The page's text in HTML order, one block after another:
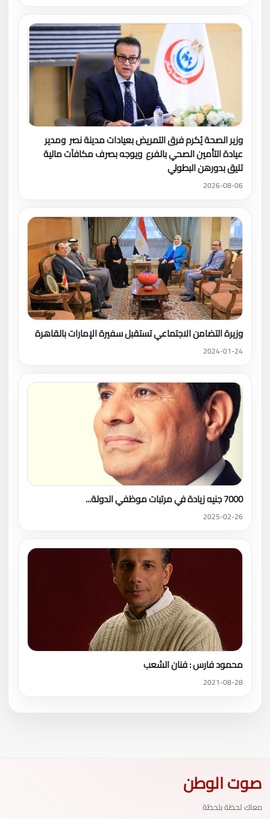
وزير الصحة يُكرم فرق التمريض بعيادات مدينة نصر ومدير
عيادة التأمين الصحي بالفرع ويوجه بصرف مكافآت مالية
تليق بدورهن البطولي
2026-08-06
وزيرة التضامن الاجتماعي تستقبل سفيرة الإمارات بالقاهرة
2024-01-24
7000 جنيه زيادة في مرتبات موظفي الدولة...
2025-02-26
محمود فارس : فنان الشعب
2021-08-28
صوت الوطن
معاك لحظة بلحظة